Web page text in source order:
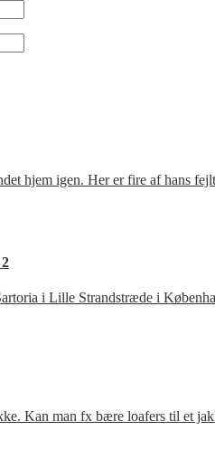
hjem igen. Her er fire af hans
i Lille Strandstræde i
Kan man fx bære loafers til et